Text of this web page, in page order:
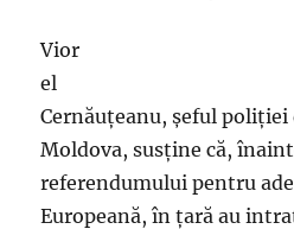
Vior
el
Cernăuțeanu, şeful poliţiei
Moldova, susţine că,
referendumului pentru
Europeană, în ţară au